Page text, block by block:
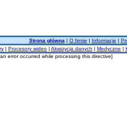
Strona główna | O firmie | Informacje |
| Procesory wideo | Akwizycja danych | Medyczne |
error occurred while processing this directive]